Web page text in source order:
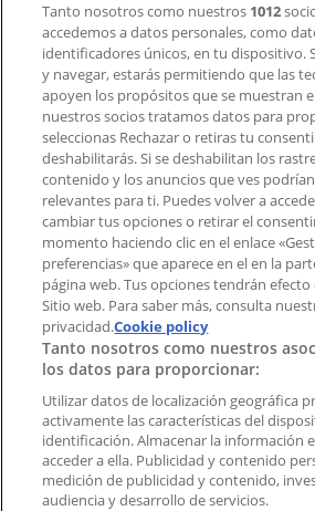
Contacto comercial y de
Tienda mal colocada en el
Notificar un folleto
¿Encontraste un problema en la
aplicación?
Índices
Marcas
Marcas locales
Negocios
Negocios cercanos
Productos
Productos locales
Ciudades
Descargar la APP Tiendeo
Tanto nosotros como nuestros 1012
accedemos a datos personales, como
identificadores únicos, en tu dispositivo.
y navegar, estarás permitiendo que las
apoyen los propósitos que se muestran
nuestros socios tratamos datos para
seleccionas Rechazar o retiras tu
deshabilitarás. Si se deshabilitan los
contenido y los anuncios que ves
relevantes para ti. Puedes volver a
cambiar tus opciones o retirar el
momento haciendo clic en el enlace
preferencias» que aparece en el en la
página web. Tus opciones tendrán
Sitio web. Para saber más, consulta
privacidad.Cookie policy
Tanto nosotros como nuestros
los datos para proporcionar:
Utilizar datos de localización geográfica
activamente las características del
identificación. Almacenar la información
acceder a ella. Publicidad y contenido
medición de publicidad y contenido,
audiencia y desarrollo de servicios.